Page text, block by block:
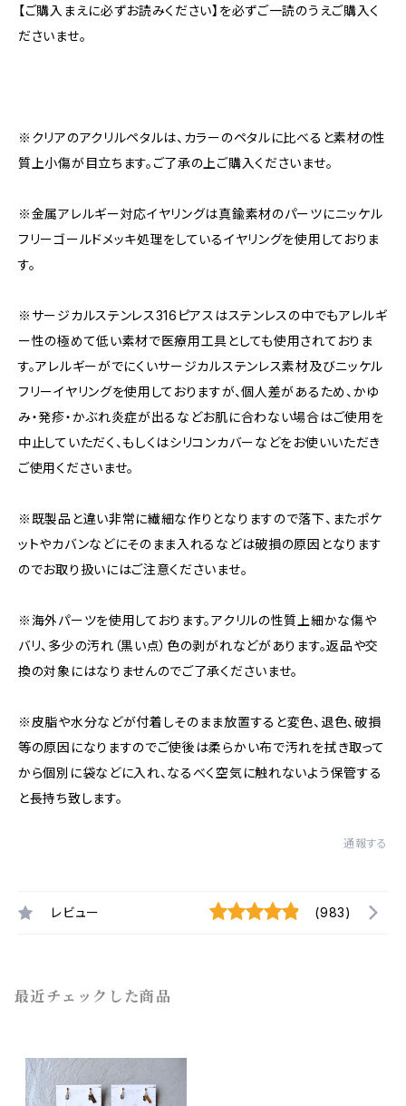
【ご購入まえに必ずお読みください】を必ずご一読のうえご購入く
ださいませ。
※クリアのアクリルペタルは、カラーのペタルに比べると素材の性
質上小傷が目立ちます。ご了承の上ご購入くださいませ。
※金属アレルギー対応イヤリングは真鍮素材のパーツにニッケル
フリーゴールドメッキ処理をしているイヤリングを使用しておりま
す。
※サージカルステンレス316ピアスはステンレスの中でもアレルギ
ー性の極めて低い素材で医療用工具としても使用されておりま
す。アレルギーがでにくいサージカルステンレス素材及びニッケル
フリーイヤリングを使用しておりますが、個人差があるため、かゆ
み・発疹・かぶれ炎症が出るなどお肌に合わない場合はご使用を
中止していただく、もしくはシリコンカバーなどをお使いいただき
ご使用くださいませ。
※既製品と違い非常に繊細な作りとなりますので落下、またポケ
ットやカバンなどにそのまま入れるなどは破損の原因となります
のでお取り扱いにはご注意くださいませ。
※海外パーツを使用しております。アクリルの性質上細かな傷や
バリ、多少の汚れ（黒い点）色の剥がれなどがあります。返品や交
換の対象にはなりませんのでご了承くださいませ。
※皮脂や水分などが付着しそのまま放置すると変色、退色、破損
等の原因になりますのでご使後は柔らかい布で汚れを拭き取って
から個別に袋などに入れ、なるべく空気に触れないよう保管する
と長持ち致します。
通報する
レビュー (983)
最近チェックした商品